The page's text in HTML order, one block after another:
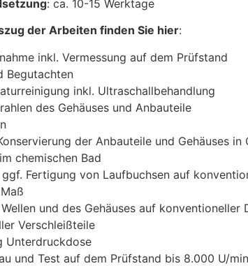
: ca. 10-15 Werktage
der Arbeiten finden Sie hier:
inkl. Vermessung auf dem Prüfstand
Begutachten
inkl. Ultraschallbehandlung
des Gehäuses und Anbauteile
der Anbauteile und Gehäuses
chemischen Bad
Fertigung von Laufbuchsen auf
und des Gehäuses auf konventioneller
Verschleißteile
Unterdruckdose
und Test auf dem Prüfstand bis 8.000 U/min